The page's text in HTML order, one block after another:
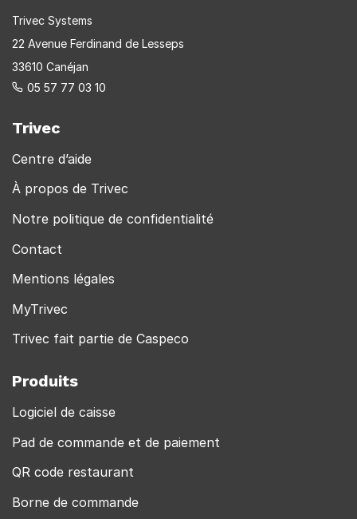
Trivec Systems
22 Avenue Ferdinand de Lesseps
33610 Canéjan
05 57 77 03 10
Trivec
Centre d’aide
À propos de Trivec
Notre politique de confidentialité
Contact
Mentions légales
MyTrivec
Trivec fait partie de Caspeco
Produits
Logiciel de caisse
Pad de commande et de paiement
QR code restaurant
Borne de commande